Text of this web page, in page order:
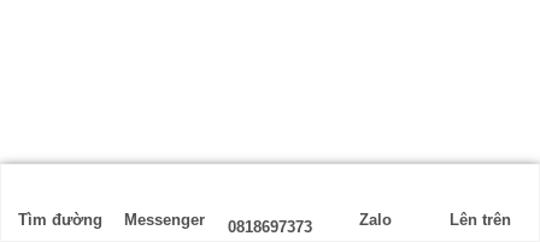
Tìm đường Messenger 0818697373 Zalo Lên trên